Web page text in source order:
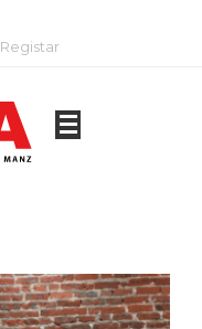
Registar